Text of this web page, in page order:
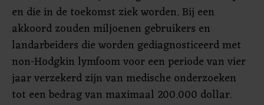
en die in de toekomst ziek worden. Bij een
akkoord zouden miljoenen gebruikers en
landarbeiders die worden gediagnosticeerd met
non-Hodgkin lymfoom voor een periode van vier
jaar verzekerd zijn van medische onderzoeken
tot een bedrag van maximaal 200.000 dollar.